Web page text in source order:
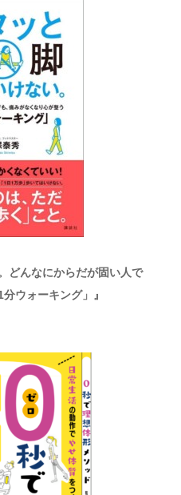
どんなにからだが固い人で
ウォーキング」』